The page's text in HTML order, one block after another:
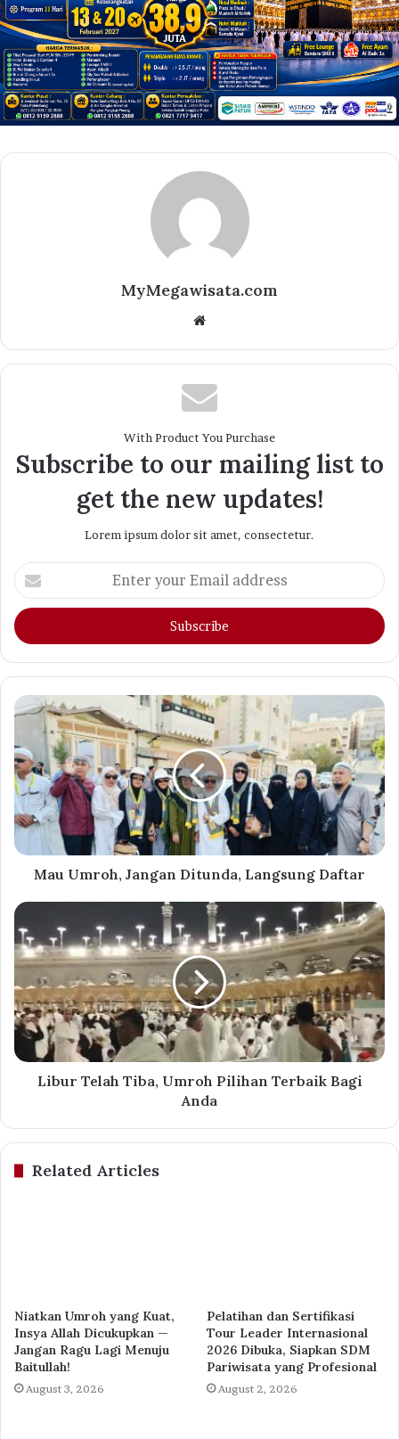
MyMegawisata.com
Website
With Product You Purchase
Subscribe to our mailing list to
get the new updates!
Lorem ipsum dolor sit amet, consectetur.
Enter
your
Email
address
Mau Umroh, Jangan Ditunda, Langsung Daftar
Libur Telah Tiba, Umroh Pilihan Terbaik Bagi
Anda
Related Articles
Niatkan Umroh yang Kuat,
Insya Allah Dicukupkan —
Jangan Ragu Lagi Menuju
Baitullah!
August 3, 2026
Pelatihan dan Sertifikasi
Tour Leader Internasional
2026 Dibuka, Siapkan SDM
Pariwisata yang Profesional
August 2, 2026